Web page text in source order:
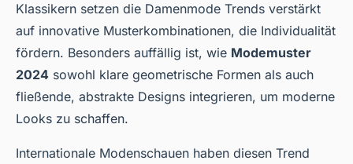
Klassikern setzen die Damenmode Trends verstärkt
auf innovative Musterkombinationen, die Individualität
fördern. Besonders auffällig ist, wie Modemuster
2024 sowohl klare geometrische Formen als auch
fließende, abstrakte Designs integrieren, um moderne
Looks zu schaffen.
Internationale Modenschauen haben diesen Trend